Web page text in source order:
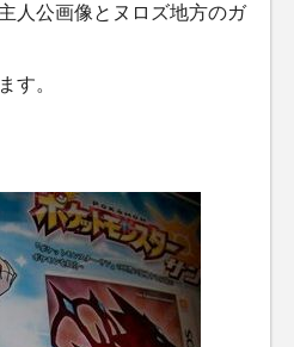
人公画像とヌロズ地方のガ
す。